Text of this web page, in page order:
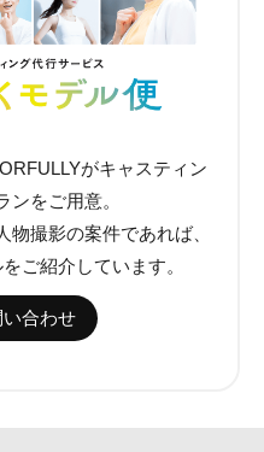
がキャスティン
ンをご用意。
撮影の案件であれば、
ご紹介しています。
合わせ